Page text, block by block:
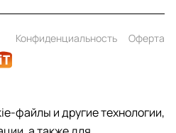
Конфиденциальность
Оферта
файлы и другие технологии,